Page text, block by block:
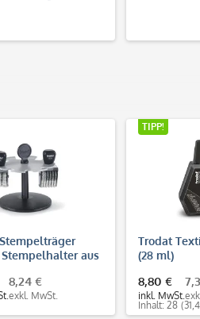
aus
8,24 €
exkl. MwSt.
TIPP!
Trodat
(28 ml)
8,80 €
inkl. MwSt.
Inhalt: 28